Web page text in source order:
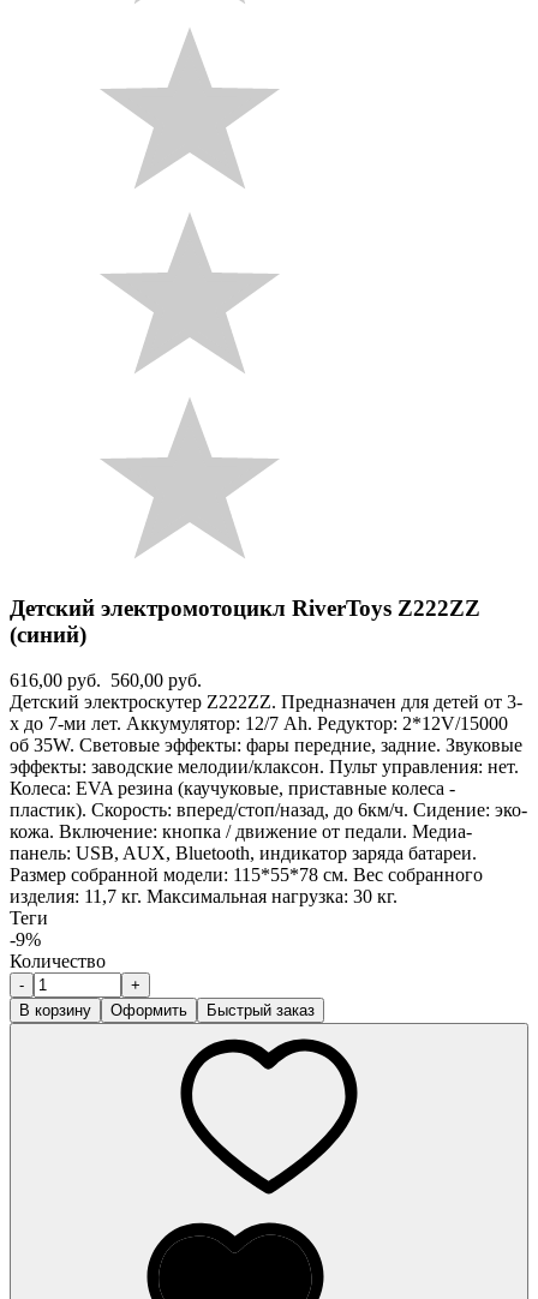
Детский электромотоцикл RiverToys Z222ZZ
(синий)
616,00 руб. 560,00 руб.
Детский электроскутер Z222ZZ. Предназначен для детей от 3-
х до 7-ми лет. Аккумулятор: 12/7 Ah. Редуктор: 2*12V/15000
об 35W. Световые эффекты: фары передние, задние. Звуковые
эффекты: заводские мелодии/клаксон. Пульт управления: нет.
Колеса: EVA резина (каучуковые, приставные колеса -
пластик). Скорость: вперед/стоп/назад, до 6км/ч. Сидение: эко-
кожа. Включение: кнопка / движение от педали. Медиа-
панель: USB, AUX, Bluetooth, индикатор заряда батареи.
Размер собранной модели: 115*55*78 см. Вес собранного
изделия: 11,7 кг. Максимальная нагрузка: 30 кг.
Теги
-9%
Количество
-
+
В корзину
Оформить Быстрый заказ